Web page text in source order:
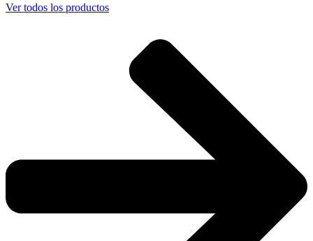
Ver todos los productos